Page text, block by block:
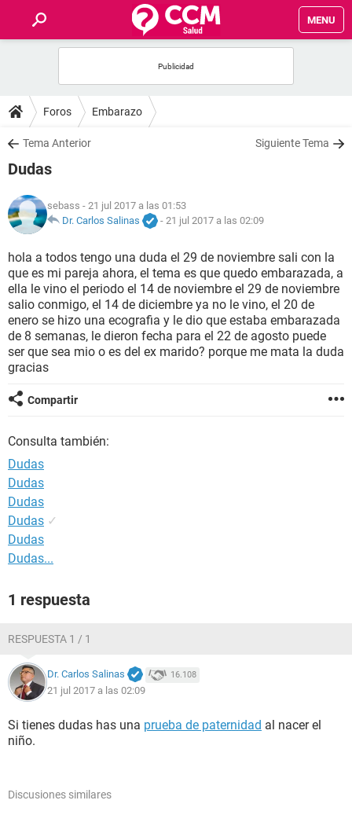
MENU
FOROS
SALUD
NUTRICIÓN
BIENESTAR
SEXUALIDAD
GLOSARIO
Foros Embarazo
Tema Anterior Siguiente Tema
Dudas
sebass - 21 jul 2017 a las 01:53
Dr. Carlos Salinas
- 21 jul 2017 a las 02:09
hola a todos tengo una duda el 29 de noviembre sali con la
que es mi pareja ahora, el tema es que quedo embarazada, a
ella le vino el periodo el 14 de noviembre el 29 de noviembre
salio conmigo, el 14 de diciembre ya no le vino, el 20 de
enero se hizo una ecografia y le dio que estaba embarazada
de 8 semanas, le dieron fecha para el 22 de agosto puede
ser que sea mio o es del ex marido? porque me mata la duda
gracias
Compartir
Consulta también:
Dudas
Dudas
Dudas
Dudas ✓
Dudas
Dudas...
1 respuesta
RESPUESTA 1 / 1
Dr. Carlos Salinas 16.108
21 jul 2017 a las 02:09
Si tienes dudas has una prueba de paternidad al nacer el
niño.
Discusiones similares